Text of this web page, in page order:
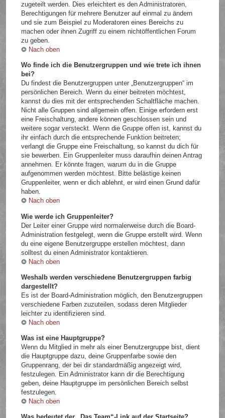
zugeteilt werden. Dies erleichtert es den Administratoren,
Berechtigungen für mehrere Benutzer auf einmal zu ändern
und sie zum Beispiel zu Moderatoren eines Bereichs zu
machen oder ihnen Zugriff zu einem nichtöffentlichen Forum
zu geben.
Nach oben
Wo finde ich die Benutzergruppen und wie trete ich ihnen
bei?
Du findest die Benutzergruppen unter „Benutzergruppen“ im
persönlichen Bereich. Wenn du einer beitreten möchtest,
kannst du dies mit der entsprechenden Schaltfläche machen.
Nicht alle Gruppen sind allgemein offen. Einige erfordern erst
eine Freischaltung, andere können geschlossen sein und
weitere sogar versteckt. Wenn die Gruppe offen ist, kannst du
ihr einfach durch die entsprechende Funktion beitreten;
verlangt die Gruppe eine Freischaltung, so kannst du dich für
sie bewerben. Ein Gruppenleiter muss daraufhin deinen Antrag
annehmen. Er könnte fragen, warum du in die Gruppe
aufgenommen werden möchtest. Bitte belästige keinen
Gruppenleiter, wenn er dich ablehnt, er wird einen Grund dafür
haben.
Nach oben
Wie werde ich Gruppenleiter?
Der Leiter einer Gruppe wird normalerweise durch die Board-
Administration festgelegt, wenn die Gruppe erstellt wird. Wenn
du eine eigene Benutzergruppe erstellen möchtest, dann
solltest du einen Administrator kontaktieren.
Nach oben
Weshalb werden verschiedene Benutzergruppen farbig
dargestellt?
Es ist der Board-Administration möglich, den Benutzergruppen
verschiedene Farben zuzuteilen, sodass deren Mitglieder
leichter zu identifizieren sind.
Nach oben
Was ist eine Hauptgruppe?
Wenn du Mitglied in mehr als einer Benutzergruppe bist, dient
die Hauptgruppe dazu, deine Gruppenfarbe sowie den
Gruppenrang, der bei dir standardmäßig angezeigt wird,
festzulegen. Ein Administrator kann dir die Berechtigung
geben, deine Hauptgruppe im persönlichen Bereich selbst
festzulegen.
Nach oben